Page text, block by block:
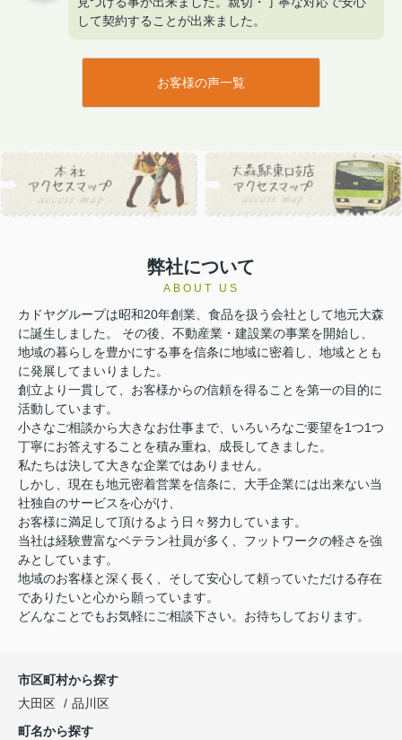
して契約することが出来ました。
お客様の声一覧
弊社について
ABOUT US
カドヤグループは昭和20年創業、食品を扱う会社として地元大森
に誕生しました。 その後、不動産業・建設業の事業を開始し、
地域の暮らしを豊かにする事を信条に地域に密着し、地域ととも
に発展してまいりました。
創立より一貫して、お客様からの信頼を得ることを第一の目的に
活動しています。
小さなご相談から大きなお仕事まで、いろいろなご要望を1つ1つ
丁寧にお答えすることを積み重ね、成長してきました。
私たちは決して大きな企業ではありません。
しかし、現在も地元密着営業を信条に、大手企業には出来ない当
社独自のサービスを心がけ、
お客様に満足して頂けるよう日々努力しています。
当社は経験豊富なベテラン社員が多く、フットワークの軽さを強
みとしています。
地域のお客様と深く長く、そして安心して頼っていただける存在
でありたいと心から願っています。
どんなことでもお気軽にご相談下さい。お待ちしております。
市区町村から探す
大田区
品川区
町名から探す